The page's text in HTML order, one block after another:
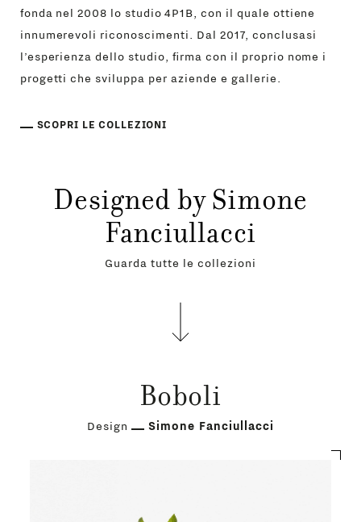
fonda nel 2008 lo studio 4P1B, con il quale ottiene
innumerevoli riconoscimenti. Dal 2017, conclusasi
l’esperienza dello studio, firma con il proprio nome i
progetti che sviluppa per aziende e gallerie.
SCOPRI LE COLLEZIONI
Designed by Simone
Fanciullacci
Guarda tutte le collezioni
Boboli
Design Simone Fanciullacci